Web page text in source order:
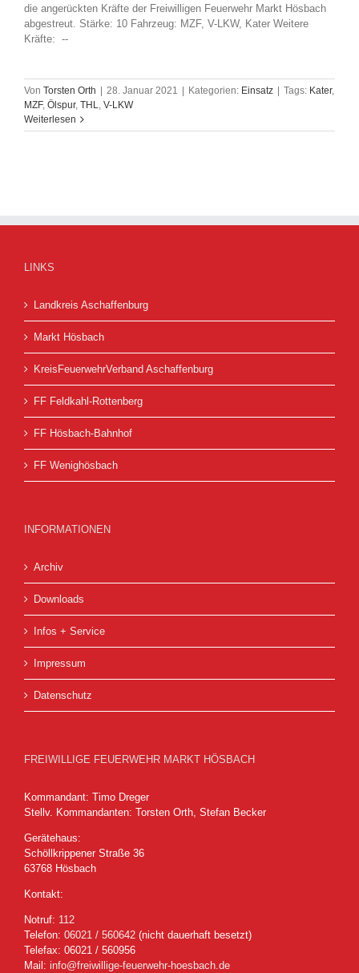
die angerückten Kräfte der Freiwilligen Feuerwehr Markt Hösbach
abgestreut. Stärke: 10 Fahrzeug: MZF, V-LKW, Kater Weitere
Kräfte: --
Von Torsten Orth | 28. Januar 2021 | Kategorien: Einsatz | Tags: Kater,
MZF, Ölspur, THL
V-LKW
Weiterlesen
LINKS
Landkreis Aschaffenburg
Markt Hösbach
KreisFeuerwehrVerband Aschaffenburg
FF Feldkahl-Rottenberg
FF Hösbach-Bahnhof
FF Wenighösbach
INFORMATIONEN
Archiv
Downloads
Infos + Service
Impressum
Datenschutz
FREIWILLIGE FEUERWEHR MARKT HÖSBACH
Kommandant: Timo Dreger
Stellv. Kommandanten: Torsten Orth, Stefan Becker
Gerätehaus:
Schöllkrippener Straße 36
63768 Hösbach
Kontakt:
Notruf: 112
Telefon: 06021 / 560642 (nicht dauerhaft besetzt)
Telefax: 06021 / 560956
Mail: info@freiwillige-feuerwehr-hoesbach.de